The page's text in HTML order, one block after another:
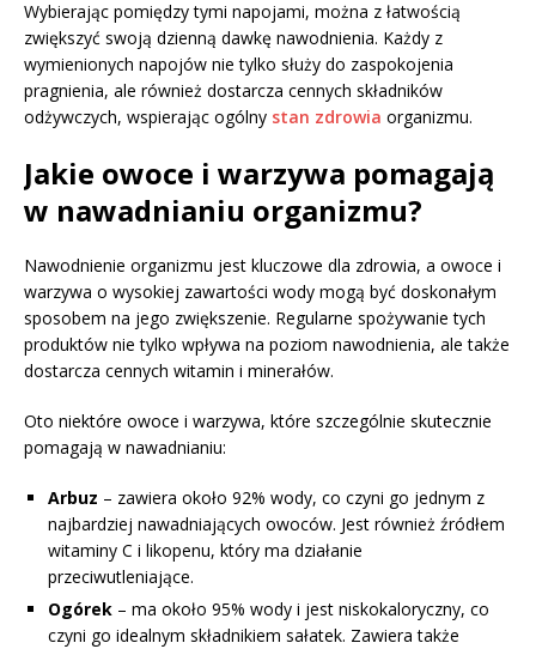
Wybierając pomiędzy tymi napojami, można z łatwością
zwiększyć swoją dzienną dawkę nawodnienia. Każdy z
wymienionych napojów nie tylko służy do zaspokojenia
pragnienia, ale również dostarcza cennych składników
odżywczych, wspierając ogólny stan zdrowia organizmu.
Jakie owoce i warzywa pomagają
w nawadnianiu organizmu?
Nawodnienie organizmu jest kluczowe dla zdrowia, a owoce i
warzywa o wysokiej zawartości wody mogą być doskonałym
sposobem na jego zwiększenie. Regularne spożywanie tych
produktów nie tylko wpływa na poziom nawodnienia, ale także
dostarcza cennych witamin i minerałów.
Oto niektóre owoce i warzywa, które szczególnie skutecznie
pomagają w nawadnianiu:
Arbuz – zawiera około 92% wody, co czyni go jednym z
najbardziej nawadniających owoców. Jest również źródłem
witaminy C i likopenu, który ma działanie
przeciwutleniające.
Ogórek – ma około 95% wody i jest niskokaloryczny, co
czyni go idealnym składnikiem sałatek. Zawiera także